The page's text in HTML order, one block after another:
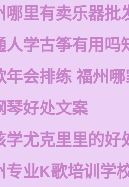
哪里有卖乐器批
人学古筝有用吗
年会排练 福州
琴好处文案
学尤克里里的好
专业K歌培训学